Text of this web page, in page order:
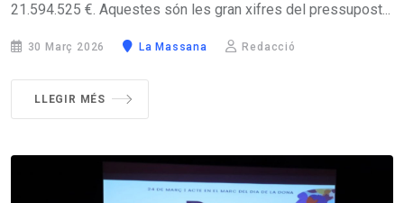
21.594.525 €. Aquestes són les gran xifres del pressupost...
30 Març 2026 La Massana Redacció
LLEGIR MÉS